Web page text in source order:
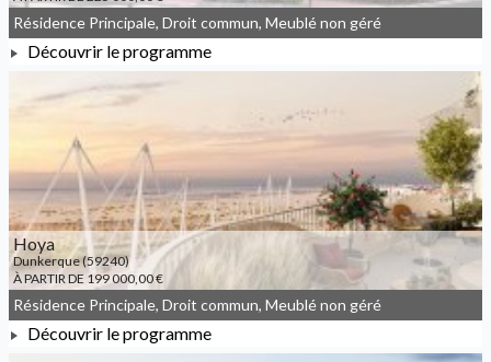
À PARTIR DE 225 000,00 €
Résidence Principale, Droit commun, Meublé non géré
Découvrir le programme
Hoya
Dunkerque (59240)
À PARTIR DE 199 000,00 €
Résidence Principale, Droit commun, Meublé non géré
Découvrir le programme